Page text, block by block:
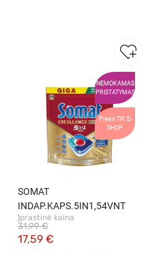
NEMOKAMAS
PRISTATYMAS
Prekė TIK E-
SHOP
SOMAT
INDAP.KAPS.5IN1,54VNT
Įprastinė kaina
17,59 €
31,99 €